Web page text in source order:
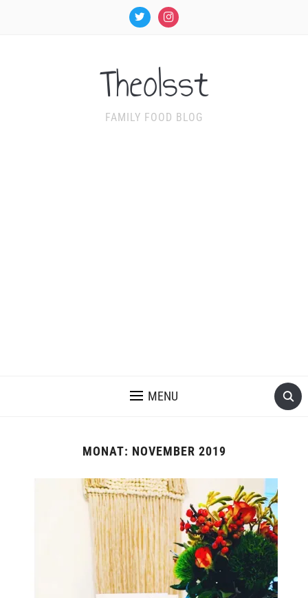
twitter instagram
TheoIsst
FAMILY FOOD BLOG
MENU
MONAT: NOVEMBER 2019